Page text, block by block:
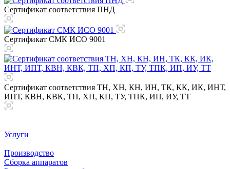
Сертификат соответствия ПНД
Сертификат СМК ИСО 9001
Сертификат соответствия ТН, ХН, КН, ИН, ТК, КК, ИК, ИНТ,
ИПТ, КВН, КВК, ТП, ХП, КП, ТУ, ТПК, ИП, ИУ, ТТ
Услуги
Производство
Сборка аппаратов